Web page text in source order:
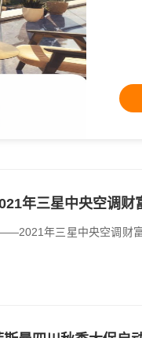
年三星中央空调财
年三星中央空调财